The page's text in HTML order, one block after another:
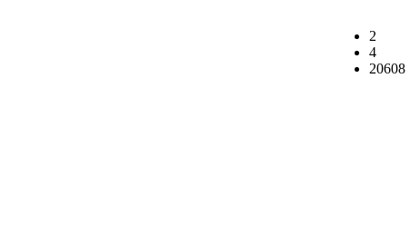
2
4
20608